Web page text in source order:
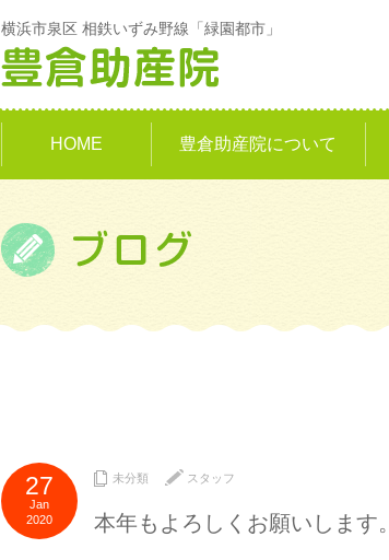
横浜市泉区 相鉄いずみ野線「緑園都市」
HOME 豊倉助産院について
27
Jan
2020
未分類 スタッフ
本年もよろしくお願いします。